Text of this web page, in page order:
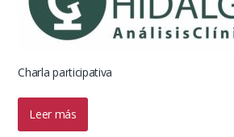
Charla participativa
Leer más